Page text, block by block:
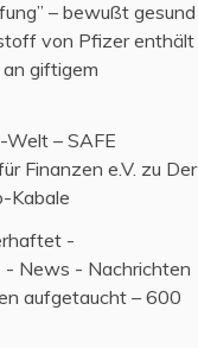
– bewußt gesund
von Pfizer enthält
giftigem
– SAFE
Finanzen e.V. zu Der
Kabale
-
- News - Nachrichten
aufgetaucht – 600